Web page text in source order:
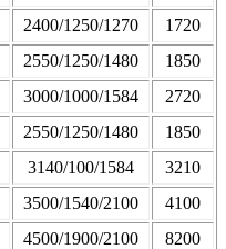
2400/1250/1270
1720
2550/1250/1480
1850
3000/1000/1584
2720
2550/1250/1480
1850
3140/100/1584
3210
3500/1540/2100
4100
4500/1900/2100
8200